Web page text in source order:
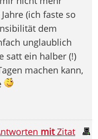
(ich faste so
dem
unglaublich
satt ein halber (!)
machen kann,
mitZitat